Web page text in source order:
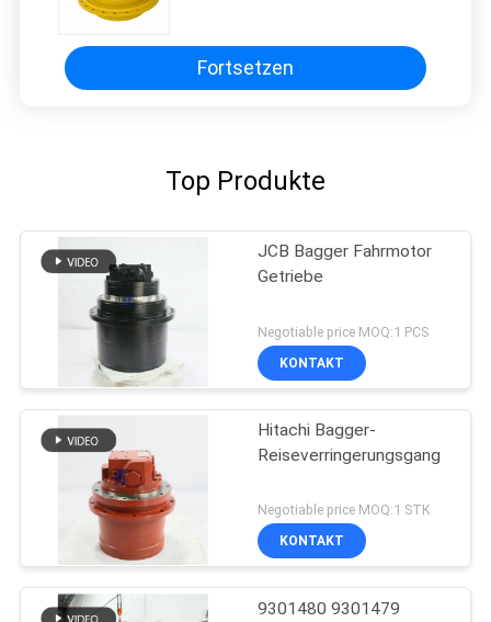
Traktionseinheit
Hochdrehmoment Reiseantrieb
Fortsetzen
Top Produkte
JCB Bagger Fahrmotor
Getriebe
Negotiable price MOQ:1 PCS
KONTAKT
Hitachi Bagger-
Reiseverringerungsgang
Negotiable price MOQ:1 STK
KONTAKT
9301480 9301479